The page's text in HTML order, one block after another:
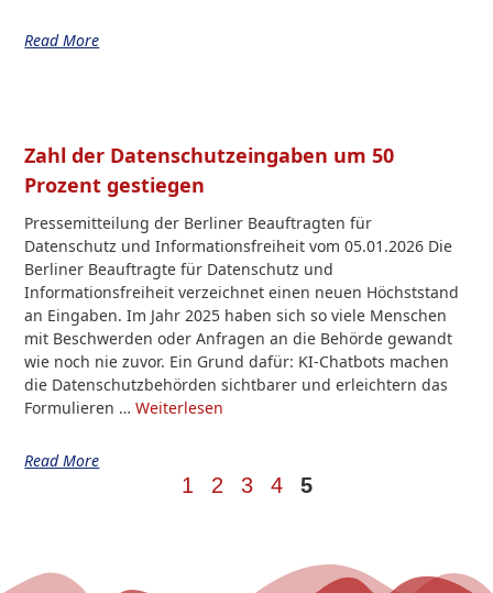
Read More
Zahl der Datenschutzeingaben um 50
Prozent gestiegen
Pressemitteilung der Berliner Beauftragten für
Datenschutz und Informationsfreiheit vom 05.01.2026 Die
Berliner Beauftragte für Datenschutz und
Informationsfreiheit verzeichnet einen neuen Höchststand
an Eingaben. Im Jahr 2025 haben sich so viele Menschen
mit Beschwerden oder Anfragen an die Behörde gewandt
wie noch nie zuvor. Ein Grund dafür: KI-Chatbots machen
die Datenschutzbehörden sichtbarer und erleichtern das
Formulieren …Weiterlesen
Read More
1 2 3 4 5